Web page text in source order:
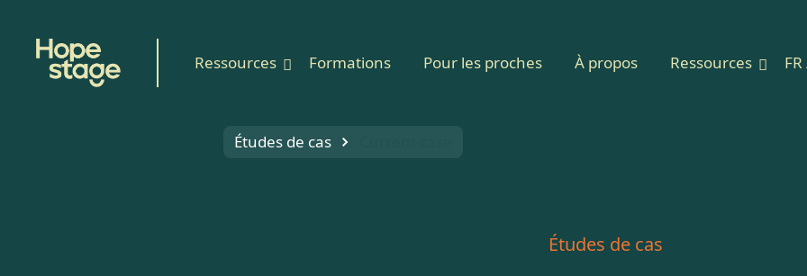
Ressources Formations Pour les proches À propos Ressources
Études de cas
Études de cas